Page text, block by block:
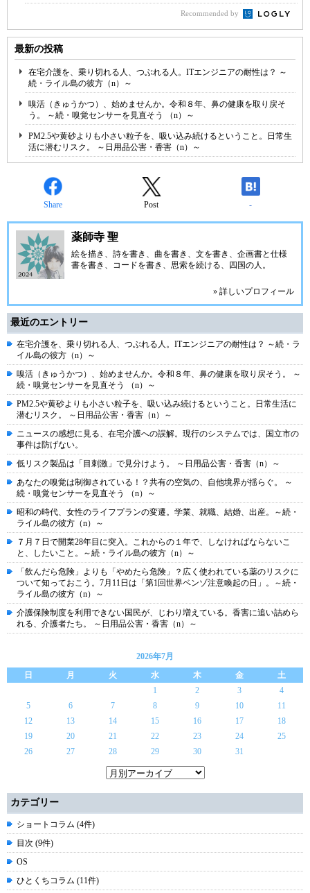
Recommended by
最新の投稿
在宅介護を、乗り切れる人、つぶれる人。ITエンジニアの耐性は？ ～
続・ライル島の彼方（n）～
嗅活（きゅうかつ）、始めませんか。令和８年、鼻の健康を取り戻そ
う。 ～続・嗅覚センサーを見直そう （n）～
PM2.5や黄砂よりも小さい粒子を、吸い込み続けるということ。日常生
活に潜むリスク。 ～日用品公害・香害（n）～
Share Post -
薬師寺 聖
絵を描き、詩を書き、曲を書き、文を書き、企画書と仕様
書を書き、コードを書き、思索を続ける、四国の人。
» 詳しいプロフィール
最近のエントリー
在宅介護を、乗り切れる人、つぶれる人。ITエンジニアの耐性は？ ～続・ラ
イル島の彼方（n）～
嗅活（きゅうかつ）、始めませんか。令和８年、鼻の健康を取り戻そう。 ～
続・嗅覚センサーを見直そう （n）～
PM2.5や黄砂よりも小さい粒子を、吸い込み続けるということ。日常生活に
潜むリスク。 ～日用品公害・香害（n）～
ニュースの感想に見る、在宅介護への誤解。現行のシステムでは、国立市の
事件は防げない。
低リスク製品は「目刺激」で見分けよう。 ～日用品公害・香害（n）～
あなたの嗅覚は制御されている！？共有の空気の、自他境界が揺らぐ。 ～
続・嗅覚センサーを見直そう （n）～
昭和の時代、女性のライフプランの変遷。学業、就職、結婚、出産。～続・
ライル島の彼方（n）～
７月７日で開業28年目に突入。これからの１年で、しなければならないこ
と、したいこと。～続・ライル島の彼方（n）～
「飲んだら危険」よりも「やめたら危険」？広く使われている薬のリスクに
ついて知っておこう。7月11日は「第1回世界ベンゾ注意喚起の日」。～続・
ライル島の彼方（n）～
介護保険制度を利用できない国民が、じわり増えている。香害に追い詰めら
れる、介護者たち。 ～日用品公害・香害（n）～
2026年7月
日
月 火 水 木 金
土
1
2 3
4
5
6 7 8 9 10
11
12
13 14 15 16 17
18
19
20 21 22 23 24
25
26
27 28 29 30 31
カテゴリー
ショートコラム (4件)
目次 (9件)
OS
ひとくちコラム (11件)